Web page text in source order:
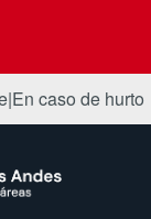
|En caso de hurto